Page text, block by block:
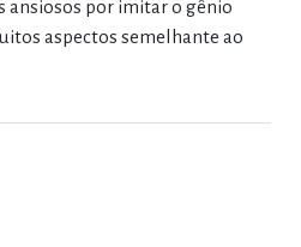
ansiosos por imitar o gênio
aspectos semelhante ao